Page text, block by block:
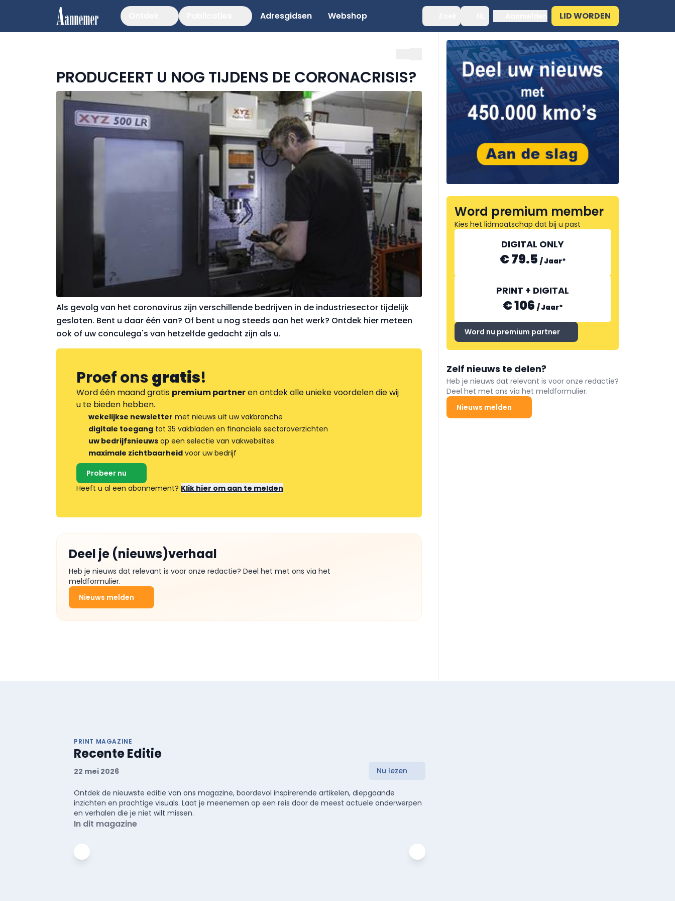
Adresgidsen Webshop LID WORDEN
PRODUCEERT U NOG TIJDENS DE CORONACRISIS?
Als gevolg van het coronavirus zijn verschillende bedrijven in de industriesector tijdelijk
gesloten. Bent u daar één van? Of bent u nog steeds aan het werk? Ontdek hier meteen
ook of uw conculega's van hetzelfde gedacht zijn als u.
Proef onsgratis!
Word één maand gratis premium partneren ontdek alle unieke voordelen die wij
u te bieden hebben.
wekelijkse newsletter met nieuws uit uw vakbranche
digitale toegang tot 35 vakbladen en financiële sectoroverzichten
uw bedrijfsnieuws op een selectie van vakwebsites
maximale zichtbaarheid voor uw bedrijf
Probeer nu
Heeft u al een abonnement? Klik hier om aan te melden
Deel je (nieuws)verhaal
Heb je nieuws dat relevant is voor onze redactie? Deel het met ons via het
meldformulier.
Nieuws melden
Word premium member
Kies het lidmaatschap dat bij u past
DIGITAL ONLY
€ 79.5 /Jaar*
PRINT + DIGITAL
€ 106 /Jaar*
Word nu premium partner
Zelf nieuws te delen?
Heb je nieuws dat relevant is voor onze redactie?
Deel het met ons via het meldformulier.
Nieuws melden
PRINT MAGAZINE
Recente Editie
22 mei 2026 Nu lezen
Ontdek de nieuwste editie van ons magazine, boordevol inspirerende artikelen, diepgaande
inzichten en prachtige visuals. Laat je meenemen op een reis door de meest actuele onderwerpen
en verhalen die je niet wilt missen.
In dit magazine